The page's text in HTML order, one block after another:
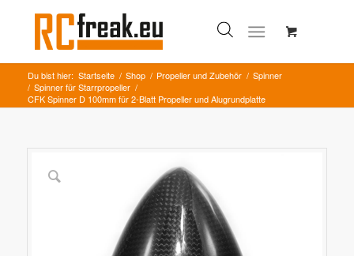
Du bist hier: Startseite / Shop / Propeller und Zubehör / Spinner
/ Spinner für Starrpropeller /
CFK Spinner D 100mm für 2-Blatt Propeller und Alugrundplatte